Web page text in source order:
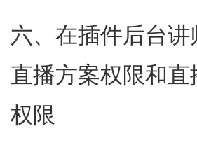
六、在插件后台讲
直播方案权限和直
权限